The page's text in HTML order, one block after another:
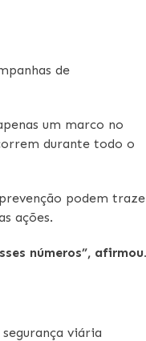
de
um marco no
durante todo o
podem
ações.
números”, afirmou.
viária